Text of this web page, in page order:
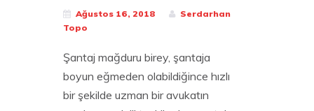
Ağustos 16, 2018
Serdarhan
Topo
Şantaj mağduru birey, şantaja
boyun eğmeden olabildiğince hızlı
bir şekilde uzman bir avukatın